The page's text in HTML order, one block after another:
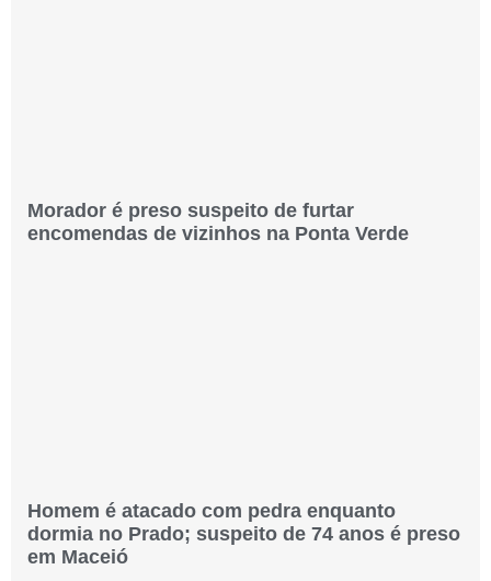
Morador é preso suspeito de furtar
encomendas de vizinhos na Ponta Verde
Homem é atacado com pedra enquanto
dormia no Prado; suspeito de 74 anos é preso
em Maceió